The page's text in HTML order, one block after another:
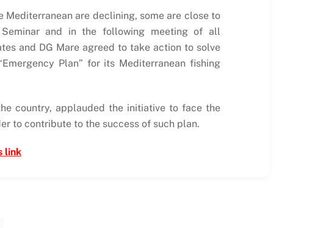
are declining, some are close to
and in the following meeting of all
and DG Mare agreed to take action to solve
Plan” for its Mediterranean fishing
country, applauded the initiative to face the
to contribute to the success of such plan.
link